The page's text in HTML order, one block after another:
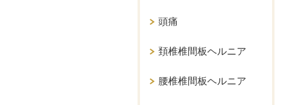
頭痛
頚椎椎間板ヘルニア
腰椎椎間板ヘルニア